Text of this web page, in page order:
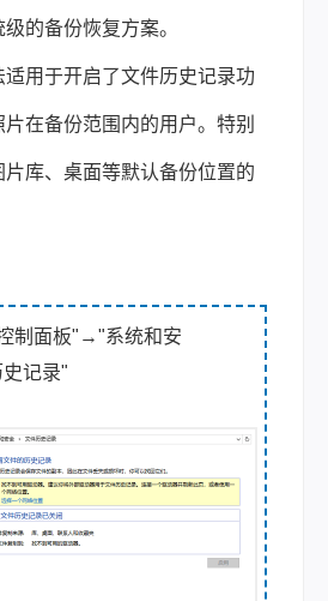
的备份恢复方案。
适用于开启了文件历史记录功
在备份范围内的用户。特别
库、桌面等默认备份位置的
制面板"→"系统和安
记录"